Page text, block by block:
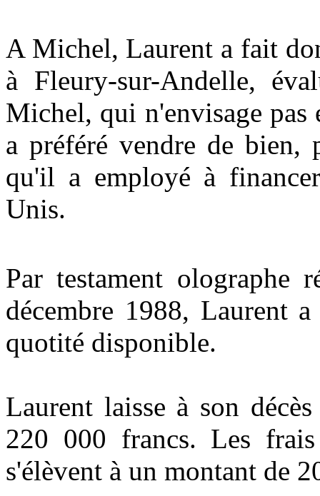
A Michel, Laurent a fait
à Fleury-sur-Andelle,
Michel, qui n'envisage
a préféré vendre de
qu'il a employé à
Unis.
Par testament
décembre 1988, Laurent
quotité disponible.
Laurent laisse à son
220 000 francs. Les frais
s'élèvent à un montant de